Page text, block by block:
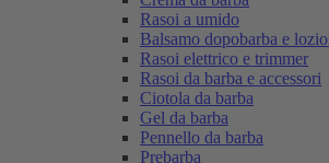
Rasoi a umido
Balsamo dopobarba e
Rasoi elettrico e trimmer
Rasoi da barba e accessori
Ciotola da barba
Gel da barba
Pennello da barba
Prebarba